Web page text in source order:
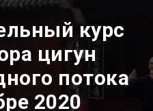
курс
цигун
потока
2020